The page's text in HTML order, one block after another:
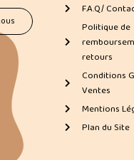
F.A.Q/
Politique de
retours
Conditions
Ventes
Mentions
Plan du Site